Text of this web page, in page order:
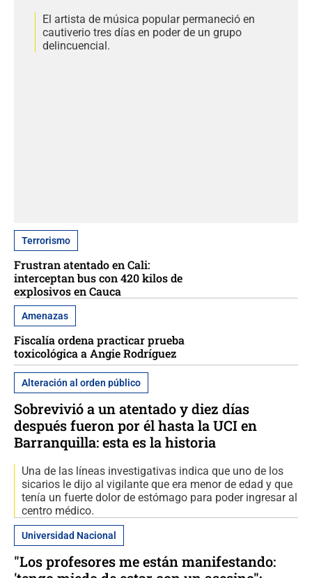
El artista de música popular permaneció en
cautiverio tres días en poder de un grupo
delincuencial.
Terrorismo
Frustran atentado en Cali:
interceptan bus con 420 kilos de
explosivos en Cauca
Amenazas
Fiscalía ordena practicar prueba
toxicológica a Angie Rodríguez
Alteración al orden público
Sobrevivió a un atentado y diez días
después fueron por él hasta la UCI en
Barranquilla: esta es la historia
Una de las líneas investigativas indica que uno de los
sicarios le dijo al vigilante que era menor de edad y que
tenía un fuerte dolor de estómago para poder ingresar al
centro médico.
Universidad Nacional
"Los profesores me están manifestando: